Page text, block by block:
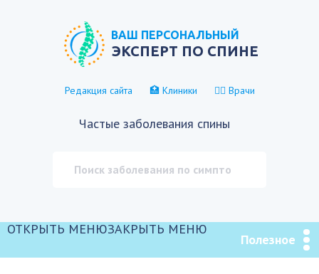
ВАШ ПЕРСОНАЛЬНЫЙ
ЭКСПЕРТ ПО СПИНЕ
Редакция сайта 🏥 Клиники 👨‍⚕️ Врачи
Частые заболевания спины
ОТКРЫТЬ МЕНЮЗАКРЫТЬ МЕНЮ
Полезное